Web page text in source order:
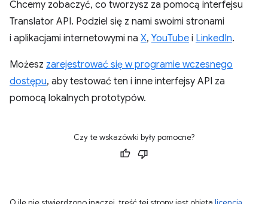
Chcemy zobaczyć, co tworzysz za pomocą interfejsu
Translator API. Podziel się z nami swoimi stronami
i aplikacjami internetowymi na X, YouTube i LinkedIn.
Możesz zarejestrować się w programie wczesnego
dostępu, aby testować ten i inne interfejsy API za
pomocą lokalnych prototypów.
Czy te wskazówki były pomocne?